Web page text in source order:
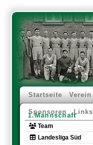
Startseite Verein
Sponsoren Links
1.Mannschaft
Team
Landesliga Süd